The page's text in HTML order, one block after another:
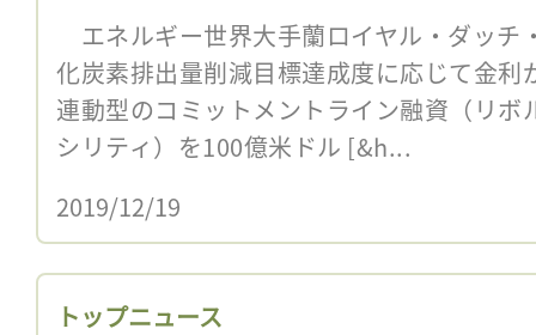
エネルギー世界大手蘭ロイヤル・ダッチ
化炭素排出量削減目標達成度に応じて金利
連動型のコミットメントライン融資（リ
シリティ）を100億米ドル [&h...
2019/12/19
トップニュース